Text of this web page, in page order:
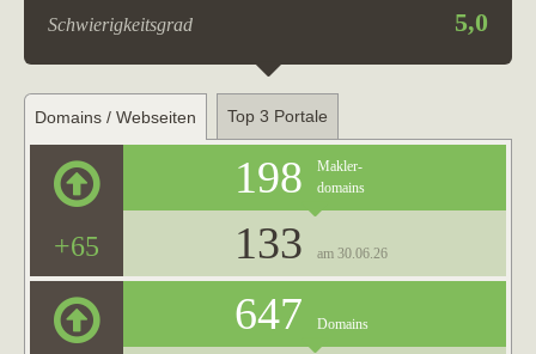
Schwierigkeitsgrad 5,0
Domains / Webseiten Top 3 Portale
+65
198
Makler-
domains
133 am 30.06.26
647 Domains